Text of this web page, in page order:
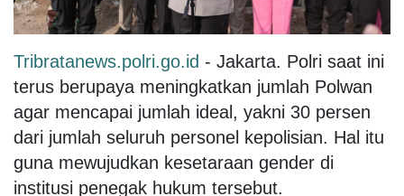
Tribratanews.polri.go.id - Jakarta. Polri saat ini
terus berupaya meningkatkan jumlah Polwan
agar mencapai jumlah ideal, yakni 30 persen
dari jumlah seluruh personel kepolisian. Hal itu
guna mewujudkan kesetaraan gender di
institusi penegak hukum tersebut.